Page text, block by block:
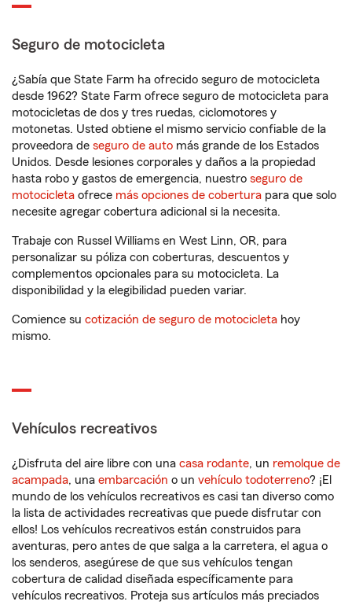
Seguro de motocicleta
¿Sabía que State Farm ha ofrecido seguro de motocicleta
desde 1962? State Farm ofrece seguro de motocicleta para
motocicletas de dos y tres ruedas, ciclomotores y
motonetas. Usted obtiene el mismo servicio confiable de la
proveedora de seguro de auto más grande de los Estados
Unidos. Desde lesiones corporales y daños a la propiedad
hasta robo y gastos de emergencia, nuestro seguro de
motocicleta ofrece más opciones de cobertura para que solo
necesite agregar cobertura adicional si la necesita.
Trabaje con Russel Williams en West Linn, OR, para
personalizar su póliza con coberturas, descuentos y
complementos opcionales para su motocicleta. La
disponibilidad y la elegibilidad pueden variar.
Comience su cotización de seguro de motocicleta hoy
mismo.
Vehículos recreativos
¿Disfruta del aire libre con una casa rodante, un remolque de
acampada, una embarcación o un vehículo todoterreno? ¡El
mundo de los vehículos recreativos es casi tan diverso como
la lista de actividades recreativas que puede disfrutar con
ellos! Los vehículos recreativos están construidos para
aventuras, pero antes de que salga a la carretera, el agua o
los senderos, asegúrese de que sus vehículos tengan
cobertura de calidad diseñada específicamente para
vehículos recreativos. Proteja sus artículos más preciados